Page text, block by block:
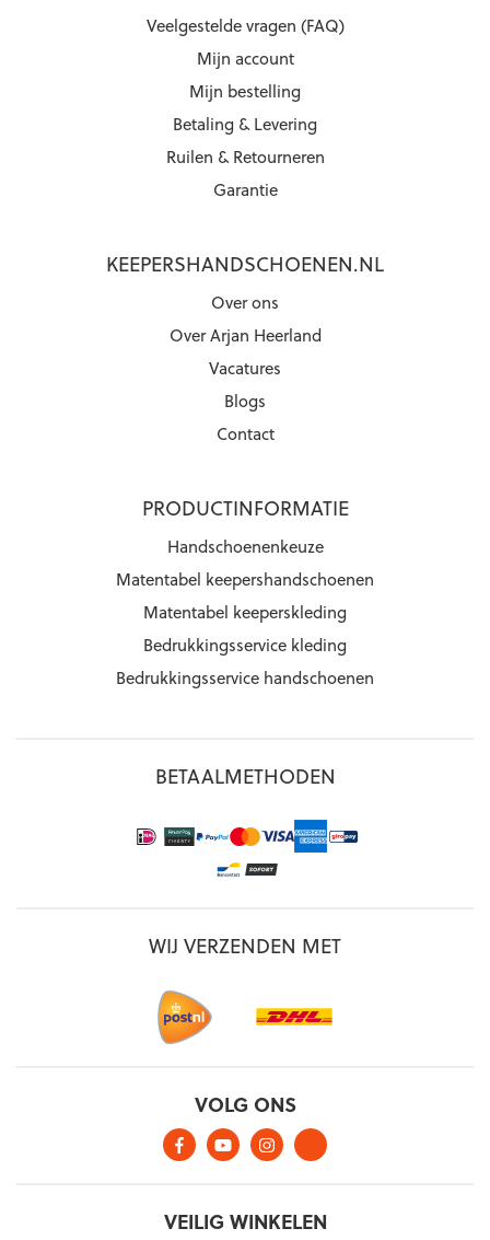
Veelgestelde vragen (FAQ)
Mijn account
Mijn bestelling
Betaling & Levering
Ruilen & Retourneren
Garantie
KEEPERSHANDSCHOENEN.NL
Over ons
Over Arjan Heerland
Vacatures
Blogs
Contact
PRODUCTINFORMATIE
Handschoenenkeuze
Matentabel keepershandschoenen
Matentabel keeperskleding
Bedrukkingsservice kleding
Bedrukkingsservice handschoenen
BETAALMETHODEN
WIJ VERZENDEN MET